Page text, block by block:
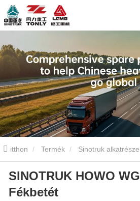
itthon Termék Sinotruk
tengelyalkatrészek Sintruk Howo
SINOTRUK HOWO
Fékbetét